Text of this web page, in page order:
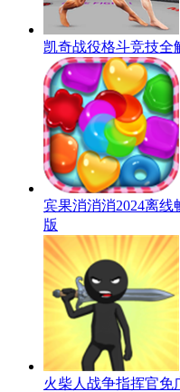
凯奇战役格斗竞技全
宾果消消消2024离线
版
火柴人战争指挥官免